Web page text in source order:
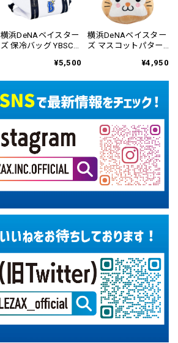
横浜DeNAベイスター
ズ 保冷バッグ YBSC-
¥5,500
横浜DeNAベイスター
ズ マスコットパター
¥4,950